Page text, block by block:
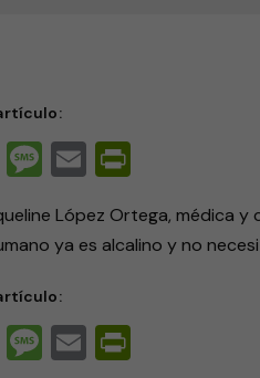
Message
Email
López Ortega, médica
ya es alcalino y no
Message
Email